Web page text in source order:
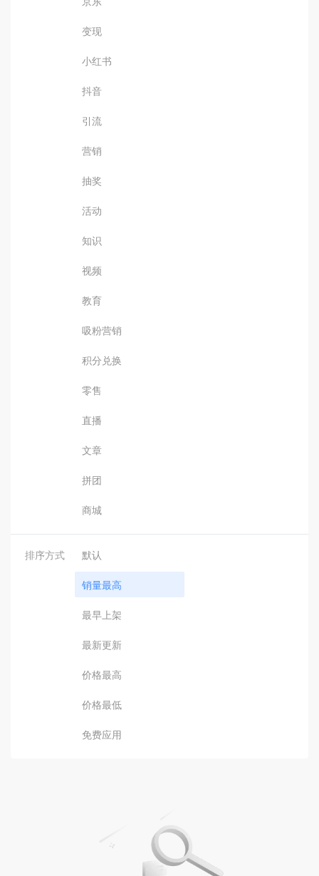
变现
小红书
抖音
引流
营销
抽奖
活动
知识
视频
教育
吸粉营销
积分兑换
零售
直播
文章
拼团
商城
排序方式 默认
销量最高
最早上架
最新更新
价格最高
价格最低
免费应用